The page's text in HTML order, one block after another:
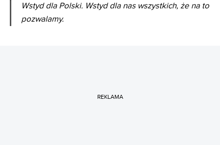
Wstyd dla Polski. Wstyd dla nas wszystkich, że na to
pozwalamy.
REKLAMA